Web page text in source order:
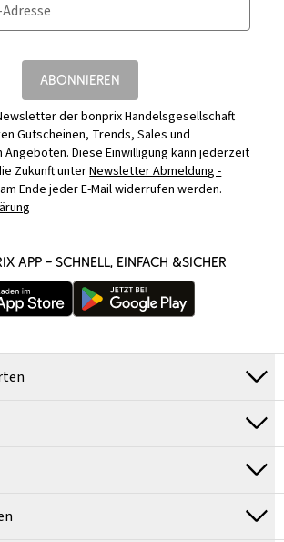
ABONNIEREN
der bonprix Handelsgesellschaft
Gutscheinen, Trends, Sales und
Diese Einwilligung kann jederzeit
Zukunft unterNewsletter Abmeldung -
Ende jeder E-Mail widerrufen werden.
APP – SCHNELL, EINFACH &SICHER